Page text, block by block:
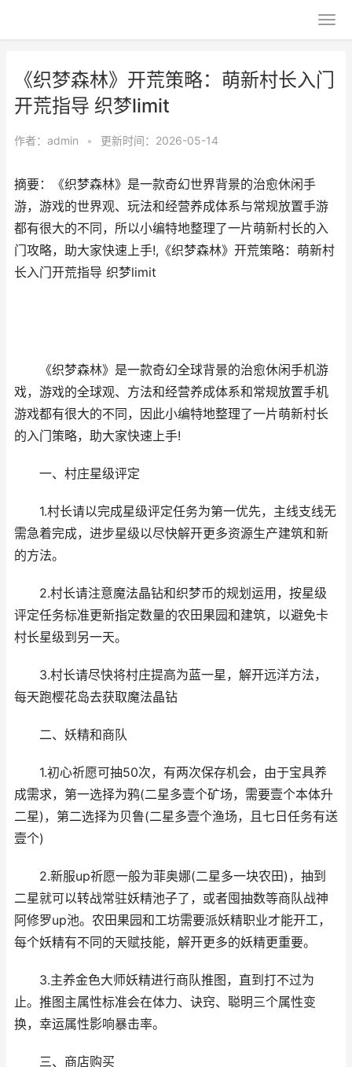
《织梦森林》开荒策略：萌新村长入门
开荒指导 织梦limit
作者： admin • 更新时间：2026-05-14
摘要：《织梦森林》是一款奇幻世界背景的治愈休闲手
游，游戏的世界观、玩法和经营养成体系与常规放置手游
都有很大的不同，所以小编特地整理了一片萌新村长的入
门攻略，助大家快速上手!,《织梦森林》开荒策略：萌新村
长入门开荒指导 织梦limit
《织梦森林》是一款奇幻全球背景的治愈休闲手机游
戏，游戏的全球观、方法和经营养成体系和常规放置手机
游戏都有很大的不同，因此小编特地整理了一片萌新村长
的入门策略，助大家快速上手!
一、村庄星级评定
1.村长请以完成星级评定任务为第一优先，主线支线无
需急着完成，进步星级以尽快解开更多资源生产建筑和新
的方法。
2.村长请注意魔法晶钻和织梦币的规划运用，按星级
评定任务标准更新指定数量的农田果园和建筑，以避免卡
村长星级到另一天。
3.村长请尽快将村庄提高为蓝一星，解开远洋方法，
每天跑樱花岛去获取魔法晶钻
二、妖精和商队
1.初心祈愿可抽50次，有两次保存机会，由于宝具养
成需求，第一选择为鸦(二星多壹个矿场，需要壹个本体升
二星)，第二选择为贝鲁(二星多壹个渔场，且七日任务有送
壹个)
2.新服up祈愿一般为菲奥娜(二星多一块农田)，抽到
二星就可以转战常驻妖精池子了，或者囤抽数等商队战神
阿修罗up池。农田果园和工坊需要派妖精职业才能开工，
每个妖精有不同的天赋技能，解开更多的妖精更重要。
3.主养金色大师妖精进行商队推图，直到打不过为
止。推图主属性标准会在体力、诀窍、聪明三个属性变
换，幸运属性影响暴击率。
三、商店购买